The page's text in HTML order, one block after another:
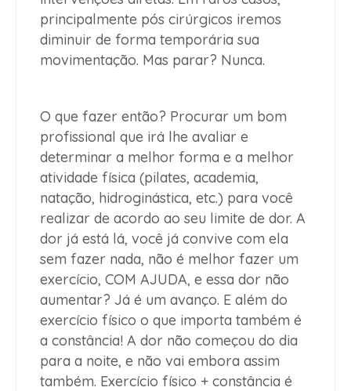
principalmente pós cirúrgicos iremos
diminuir de forma temporária sua
movimentação. Mas parar? Nunca.
O que fazer então? Procurar um bom
profissional que irá lhe avaliar e
determinar a melhor forma e a melhor
atividade física (pilates, academia,
natação, hidroginástica, etc.) para você
realizar de acordo ao seu limite de dor. A
dor já está lá, você já convive com ela
sem fazer nada, não é melhor fazer um
exercício, COM AJUDA, e essa dor não
aumentar? Já é um avanço. E além do
exercício físico o que importa também é
a constância! A dor não começou do dia
para a noite, e não vai embora assim
também. Exercício físico + constância é